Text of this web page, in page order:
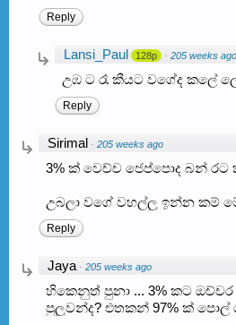
Reply
Lansi_Paul 128p · 205 weeks ago
උඹ ට රෑ කීයට වගේද කලේ
Reply
Sirimal · 205 weeks ago
3% ක් වෙච්ච ජෙප්පොද බන් රට
උබලා වගේ වහල්ලු ඉන්න කම්
Reply
Jaya · 205 weeks ago
හිකෙනුත් පුනා ... 3% කට
පුලුවන්ද? එතකන් 97% ක් පොල්